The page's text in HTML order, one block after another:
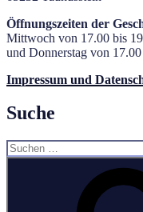
Öffnungszeiten der
Mittwoch von 17.00 bis
und Donnerstag von
Impressum und
Suche
Suchen
nach: